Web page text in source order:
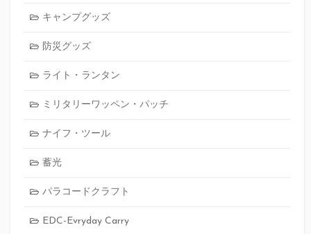
キャンプグッズ
防災グッズ
ライト・ランタン
ミリタリーワッペン・パッチ
ナイフ・ツール
蓄光
パラコードクラフト
EDC-Evryday Carry